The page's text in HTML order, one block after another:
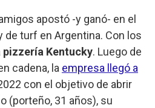
apostó -y ganó- en el
de turf en Argentina. Con los
pizzería Kentucky. Luego de
cadena, la empresa llegó a
con el objetivo de abrir
(porteño, 31 años), su